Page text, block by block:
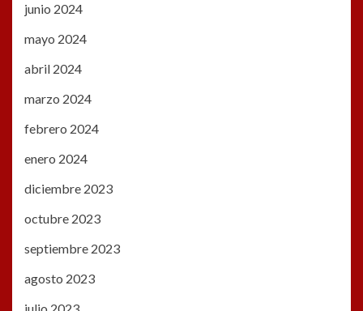
junio 2024
mayo 2024
abril 2024
marzo 2024
febrero 2024
enero 2024
diciembre 2023
octubre 2023
septiembre 2023
agosto 2023